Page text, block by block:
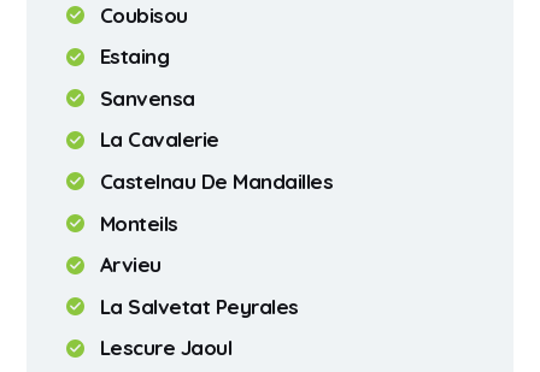
Coubisou
Estaing
Sanvensa
La Cavalerie
Castelnau De Mandailles
Monteils
Arvieu
La Salvetat Peyrales
Lescure Jaoul